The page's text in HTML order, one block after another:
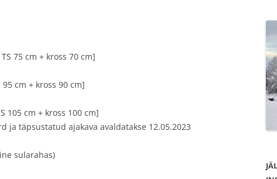
75 cm + kross 70 cm]
95 cm + kross 90 cm]
105 cm + kross 100 cm]
ja täpsustatud ajakava avaldatakse 12.05.2023
sularahas)